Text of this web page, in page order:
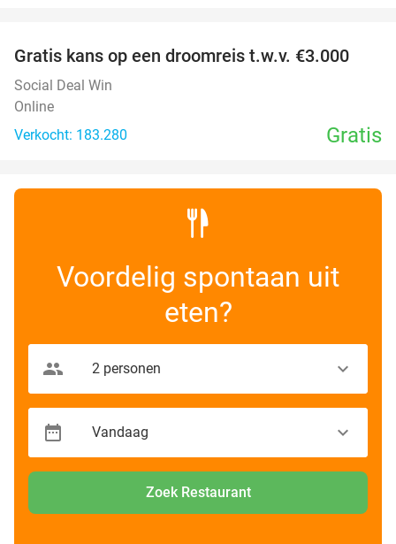
Gratis kans op een droomreis t.w.v. €3.000
Social Deal Win
Online
Verkocht: 183.280
Gratis
Voordelig spontaan uit
eten?
Zoek Restaurant